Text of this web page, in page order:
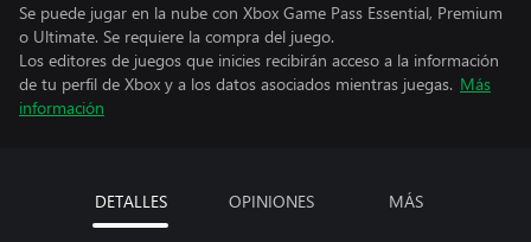
Se puede jugar en la nube con Xbox Game Pass Essential, Premium
o Ultimate. Se requiere la compra del juego.
Los editores de juegos que inicies recibirán acceso a la información
de tu perfil de Xbox y a los datos asociados mientras juegas. Más
información
DETALLES OPINIONES MÁS